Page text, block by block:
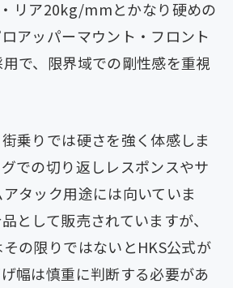
リア20kg/mmとかなり硬めの
アッパーマウント・フロント
で、限界域での剛性感を重視
乗りでは硬さを強く体感しま
での切り返しレスポンスやサ
タック用途には向いていま
として販売されていますが、
の限りではないとHKS公式が
幅は慎重に判断する必要があ